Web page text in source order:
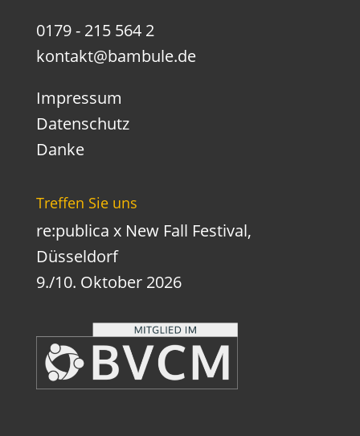
0179 - 215 564 2
kontakt@bambule.de
Impressum
Datenschutz
Danke
Treffen Sie uns
re:publica x New Fall Festival,
Düsseldorf
9./10. Oktober 2026